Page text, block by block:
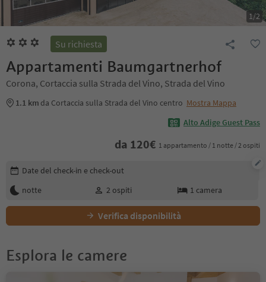
1/2
Su richiesta
Appartamenti Baumgartnerhof
Corona, Cortaccia sulla Strada del Vino, Strada del Vino
1.1 km da Cortaccia sulla Strada del Vino centro Mostra Mappa
Alto Adige Guest Pass
da 120€ 1 appartamento / 1 notte / 2 ospiti
Modifica i dettagli della prenotazione
Date del check-in e check-out
notte
2 ospiti 1 camera
Verifica disponibilità
Esplora le camere